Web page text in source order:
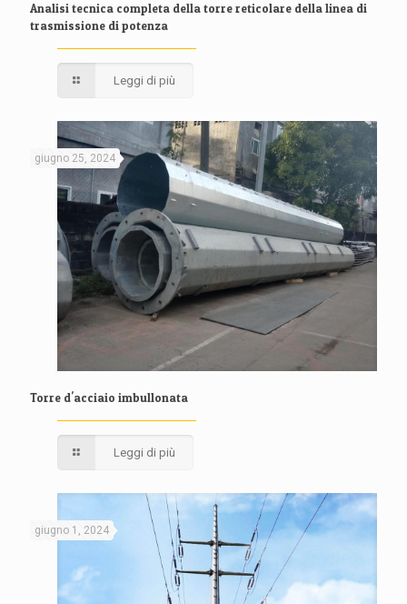
Analisi tecnica completa della torre reticolare della linea di
trasmissione di potenza
Leggi di più
giugno 25, 2024
Torre d'acciaio imbullonata
Leggi di più
giugno 1, 2024